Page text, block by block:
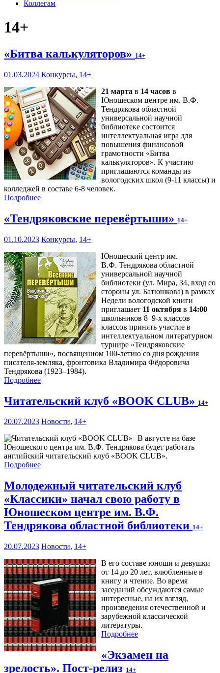
Коллегам
14+
«Битва калькуляторов» 14+
01.03.2024 Конкурсы, 14+
21 марта в 14 часов в
Юношеском центре им. В.Ф.
Тендрякова областной
универсальной научной
библиотеке состоится
интеллектуальная игра для
повышения финансовой
грамотности «Битва
калькуляторов». К участию
приглашаются команды из
вологодских школ (9-11 классы) и
колледжей в составе 6-8 человек.
Подробнее
«Тендряковские перевёртыши» 14+
01.10.2023 Конкурсы, 14+
Юношеский центр им.
В.Ф. Тендрякова областной
универсальной научной
библиотеки (ул. Мира, 34, вход со
стороны ул. Батюшкова) в рамках
Недели вологодской книги
приглашает 11 октября в 14:00
школьников 8–9-х классов
классов принять участие в
интеллектуальном литературном
турнире «Тендряковские
перевёртыши», посвященном 100-летию со дня рождения
писателя-земляка, фронтовика Владимира Фёдоровича
Тендрякова (1923–1984).
Подробнее
Читательский клуб «BOOK CLUB» 14+
20.07.2023 Новости, 14+
В августе на базе
Юношеского центра им. В.Ф. Тендрякова будет работать
английский читательский клуб «BOOK CLUB».
Подробнее
Молодежный читательский клуб
«Классики» начал свою работу в
Юношеском центре им. В.Ф.
Тендрякова областной библиотеки 14+
20.07.2023 Новости, 14+
В его составе юноши и девушки
от 14 до 20 лет, влюбленные в
книгу и чтение. Во время
заседаний обсуждаются самые
интересные, на их взгляд,
произведения отечественной и
зарубежной классической
литературы.
Подробнее
«Экзамен на
зрелость». Пост-релиз 14+